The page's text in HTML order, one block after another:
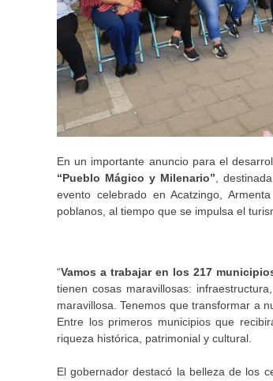
En un importante anuncio para el
“Pueblo Mágico y Milenario” ,
evento celebrado en Acatzingo,
poblanos, al tiempo que se impulsa el
“Vamos a trabajar en los 217
tienen cosas maravillosas:
maravillosa. Tenemos que transformar a
Entre los primeros municipios que
riqueza histórica, patrimonial y cultural.
El gobernador destacó la belleza de los